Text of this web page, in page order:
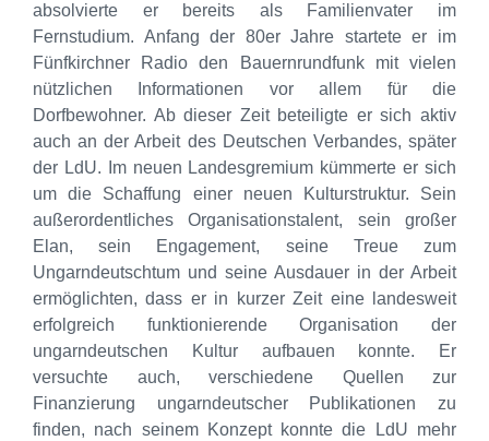
absolvierte er bereits als Familienvater im
Fernstudium. Anfang der 80er Jahre startete er im
Fünfkirchner Radio den Bauernrundfunk mit vielen
nützlichen Informationen vor allem für die
Dorfbewohner. Ab dieser Zeit beteiligte er sich aktiv
auch an der Arbeit des Deutschen Verbandes, später
der LdU. Im neuen Landesgremium kümmerte er sich
um die Schaffung einer neuen Kulturstruktur. Sein
außerordentliches Organisationstalent, sein großer
Elan, sein Engagement, seine Treue zum
Ungarndeutschtum und seine Ausdauer in der Arbeit
ermöglichten, dass er in kurzer Zeit eine landesweit
erfolgreich funktionierende Organisation der
ungarndeutschen Kultur aufbauen konnte. Er
versuchte auch, verschiedene Quellen zur
Finanzierung ungarndeutscher Publikationen zu
finden, nach seinem Konzept konnte die LdU mehr